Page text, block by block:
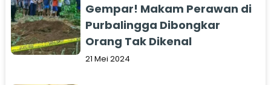
Gempar! Makam Perawan di
Purbalingga Dibongkar
Orang Tak Dikenal
21 Mei 2024